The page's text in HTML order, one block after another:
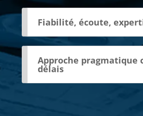
Fiabilité, écoute,
Approche pragmatique
délais